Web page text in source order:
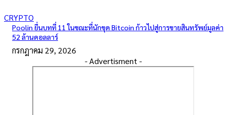
CRYPTO
Poolin ยื่นบทที่ 11 ในขณะที่นักขุด Bitcoin ก้าวไปสู่การขายสินทรัพย์มูลค่า
52 ล้านดอลลาร์
กรกฎาคม 29, 2026
- Advertisment -